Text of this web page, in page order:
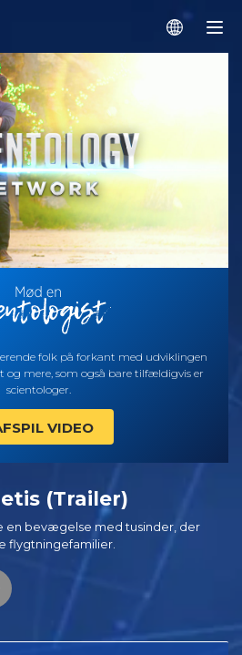
folk på forkant med udviklingen
og mere, som også bare tilfældigvis er
scientologer.
VIDEO
(Trailer)
en bevægelse med tusinder, der
flygtningefamilier.